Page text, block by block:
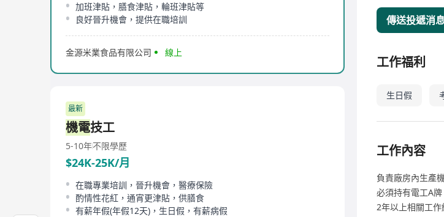
加班津貼，膳食津貼，輪班津貼等
良好晉升機會，提供在職培訓
金源米業食品有限公司 線上
最新
機電技工
5-10年不限學歷
$24K-25K/月
在職專業培訓，晉升機會，醫療保險
酌情性花紅，通宵更津貼，供膳食
有薪年假(年假12天)，生日假，有薪病假
傳送投遞消
工作福利
生日假
工作內容
負責廠房內生產
必須持有電工A牌
2年以上相關工